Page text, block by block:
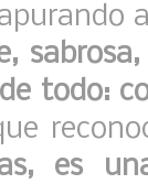
todo:
es